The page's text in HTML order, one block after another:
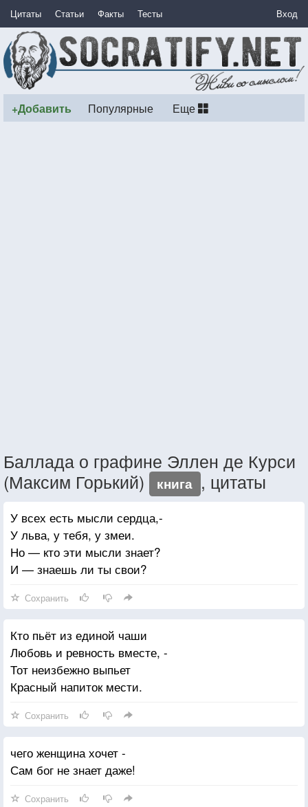
Цитаты Статьи Факты Тесты Вход
+Добавить Популярные Еще
Баллада о графине Эллен де Курси
(Максим Горький)
книга , цитаты
У всех есть мысли сердца,-
У льва, у тебя, у змеи.
Но — кто эти мысли знает?
И — знаешь ли ты свои?
Сохранить
Кто пьёт из единой чаши
Любовь и ревность вместе, -
Тот неизбежно выпьет
Красный напиток мести.
Сохранить
чего женщина хочет -
Сам бог не знает даже!
Сохранить